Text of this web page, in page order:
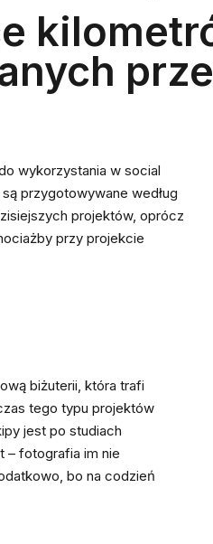
wykorzystania w social
przygotowywane według
projektów, oprócz
przy projekcie
biżuterii, która trafi
tego typu projektów
jest po studiach
– fotografia im nie
bo na codzień